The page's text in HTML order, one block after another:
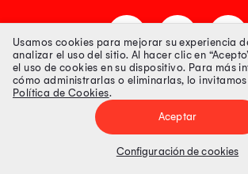
Tienda 100% Segura
Tiendas Peruanas S.A. R.U.C. Nº 20493020618.
Precios disponibles solo en www.oechsle.pe.
Usamos cookies para mejorar su experiencia
analizar el uso del sitio. Al hacer clic en
el uso de cookies en su dispositivo. Para más
cómo administrarlas o eliminarlas, lo
Política de Cookies.
Aceptar
Configuración de cookies